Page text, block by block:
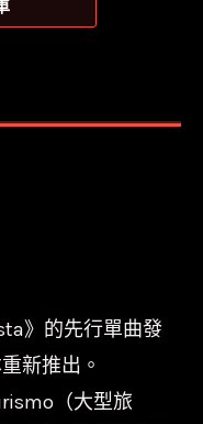
》的先行單曲發
新推出。
（大型旅